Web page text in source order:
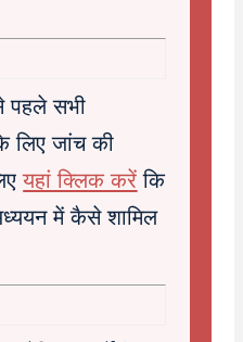
पहले सभी
लिए जांच की
यहां क्लिक करें कि
में कैसे शामिल